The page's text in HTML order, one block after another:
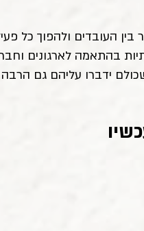
העובדים ולהפוך כל
בהתאמה לארגונים
ידברו עליהם גם הרבה